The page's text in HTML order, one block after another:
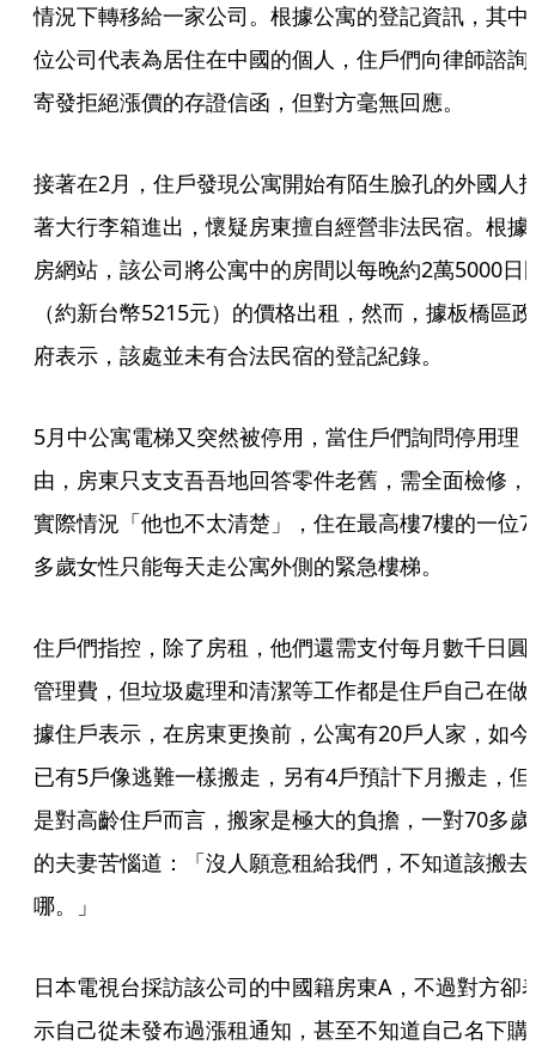
情況下轉移給一家公司。根據公寓的登記資訊，其中
位公司代表為居住在中國的個人，住戶們向律師諮詢
寄發拒絕漲價的存證信函，但對方毫無回應。
接著在2月，住戶發現公寓開始有陌生臉孔的外國人
著大行李箱進出，懷疑房東擅自經營非法民宿。根據
房網站，該公司將公寓中的房間以每晚約2萬5000日
（約新台幣5215元）的價格出租，然而，據板橋區政
府表示，該處並未有合法民宿的登記紀錄。
5月中公寓電梯又突然被停用，當住戶們詢問停用理
由，房東只支支吾吾地回答零件老舊，需全面檢修，
實際情況「他也不太清楚」，住在最高樓7樓的一位
多歲女性只能每天走公寓外側的緊急樓梯。
住戶們指控，除了房租，他們還需支付每月數千日圓
管理費，但垃圾處理和清潔等工作都是住戶自己在做
據住戶表示，在房東更換前，公寓有20戶人家，如今
已有5戶像逃難一樣搬走，另有4戶預計下月搬走，但
是對高齡住戶而言，搬家是極大的負擔，一對70多歲
的夫妻苦惱道：「沒人願意租給我們，不知道該搬去
哪。」
日本電視台採訪該公司的中國籍房東A，不過對方卻
示自己從未發布過漲租通知，甚至不知道自己名下購